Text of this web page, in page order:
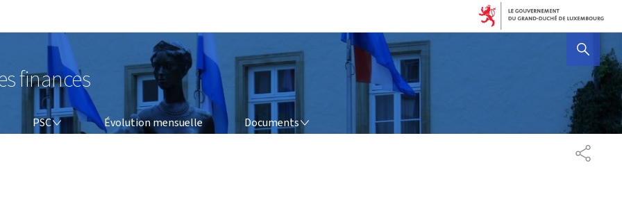
finances
AFFICHER / MASQUER
PSC
PSC
Évolution mensuelle Documents